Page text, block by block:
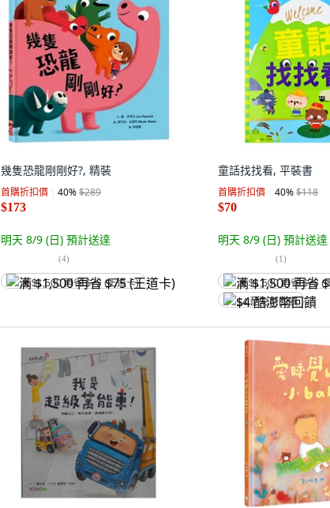
幾隻恐龍剛剛好?, 精裝
首購折扣價 40%$289
$173
明天 8/9 (日) 預計送達
(4)
满 $1,500 再省 $75 (王道卡)
童話找找看, 平裝書
首購折扣價 40%$118
$70
明天 8/9 (日) 預計送達
(1)
满 $1,500 再省 $75 (
$4 酷澎幣回饋